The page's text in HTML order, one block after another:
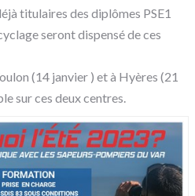
titulaires des diplômes PSE1
seront dispensé de ces
(14 janvier ) et à Hyères (21
sur ces deux centres.